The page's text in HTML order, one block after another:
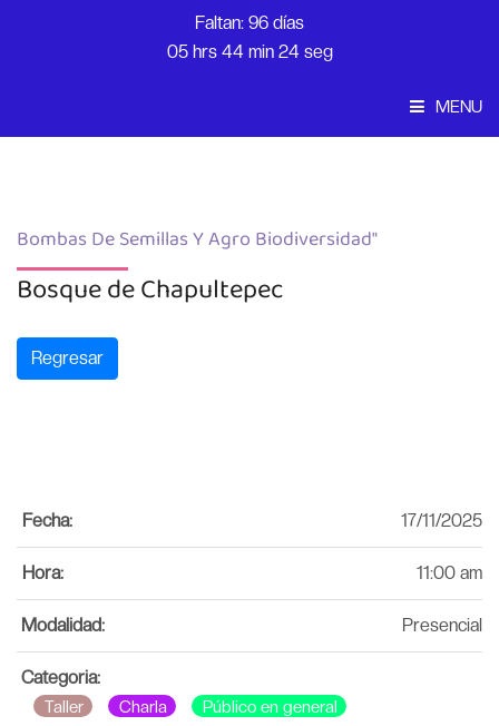
Faltan: 96 días
05 hrs 44 min 24 seg
MENU
Inicio
Bombas De Semillas Y Agro Biodiversidad"
Bosque de Chapultepec
Regresar
Fecha: 17/11/2025
Hora: 11:00 am
Modalidad: Presencial
Categoria:
Taller Charla Público en general